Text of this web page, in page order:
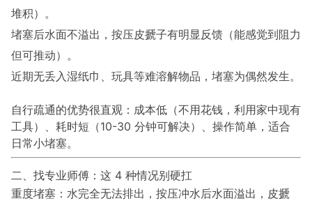
堆积）。
堵塞后水面不溢出，按压皮搋子有明显反馈（能感觉到阻力
但可推动）。
近期无丢入湿纸巾、玩具等难溶解物品，堵塞为偶然发生。
自行疏通的优势很直观：成本低（不用花钱，利用家中现有
工具）、耗时短（10-30 分钟可解决）、操作简单，适合
日常小堵塞。
二、找专业师傅：这 4 种情况别硬扛
重度堵塞：水完全无法排出，按压冲水后水面溢出，皮搋